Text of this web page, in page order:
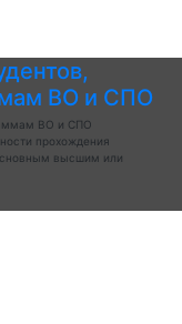
ВО и СПО
ВО и СПО
прохождения
высшим или